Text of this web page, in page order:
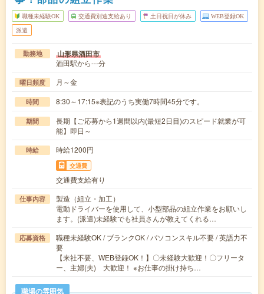
職種未経験OK 交通費別途支給あり 土日祝日が休み WEB登録OK
派遣
勤務地 山形県酒田市
酒田駅から---分
曜日頻度 月～金
時間 8:30～17:15※表記のうち実働7時間45分です。
期間
長期【ご応募から1週間以内(最短2日目)のスピード就業が可
能】即日～
時給 時給1200円
交通費
交通費支給有り
仕事内容
製造（組立・加工）
電動ドライバーを使用して、小型部品の組立作業をお願いし
ます。(派遣)未経験でも社員さんが教えてくれる…
応募資格
職種未経験OK / ブランクOK / パソコンスキル不要 / 英語力不
要
【来社不要、WEB登録OK！】〇未経験大歓迎！〇フリータ
ー、主婦(夫) 大歓迎！ ※お仕事の掛け持ち…
職場の雰囲気